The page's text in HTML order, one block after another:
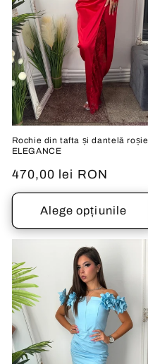
Rochie din tafta și dantelă roșie
ELEGANCE
Preț
obișnuit
470,00 lei RON
Alege opțiunile